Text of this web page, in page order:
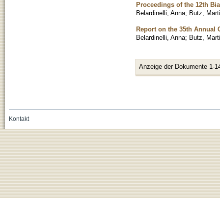
Proceedings of the 12th
Belardinelli, Anna; Butz,
Report on the 35th Annual
Belardinelli, Anna; Butz,
Anzeige der Dokumente 1-
Kontakt